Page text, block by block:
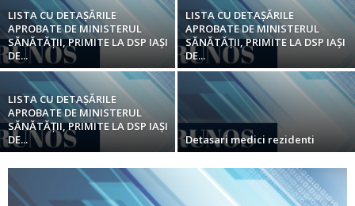
LISTA CU DETAȘĂRILE
APROBATE DE MINISTERUL
SĂNĂTĂȚII, PRIMITE LA DSP IAȘI
DE...
LISTA CU DETAȘĂRILE
APROBATE DE MINISTERUL
SĂNĂTĂȚII, PRIMITE LA DSP IAȘI
DE...
LISTA CU DETAȘĂRILE
APROBATE DE MINISTERUL
SĂNĂTĂȚII, PRIMITE LA DSP IAȘI
DE...
Detasari medici rezidenti